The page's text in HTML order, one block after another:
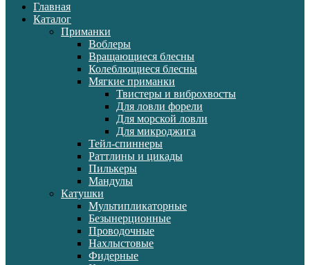
Главная
Каталог
Приманки
Воблеры
Вращающиеся блесны
Колеблющиеся блесны
Мягкие приманки
Твистеры и виброхвосты
Для ловли форели
Для морской ловли
Для микроджига
Тейл-спиннеры
Раттлины и цикады
Пилькеры
Мандулы
Катушки
Мультипликаторные
Безынерционные
Проводочные
Нахлыстовые
Фидерные